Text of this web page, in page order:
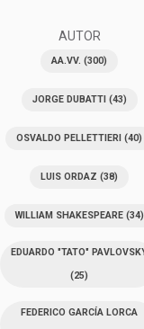
AUTOR
AA.VV. (300)
JORGE DUBATTI(43)
OSVALDO PELLETTIERI (40)
LUIS ORDAZ (38)
WILLIAM SHAKESPEARE(34)
EDUARDO "TATO"
(25)
FEDERICO GARCÍA LORCA